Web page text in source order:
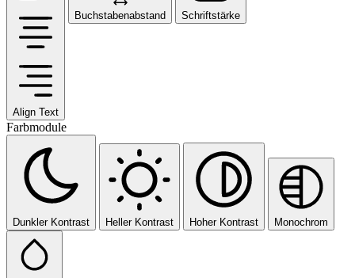
Align Text
Buchstabenabstand Schriftstärke
Farbmodule
Dunkler Kontrast Heller Kontrast Hoher Kontrast Monochrom